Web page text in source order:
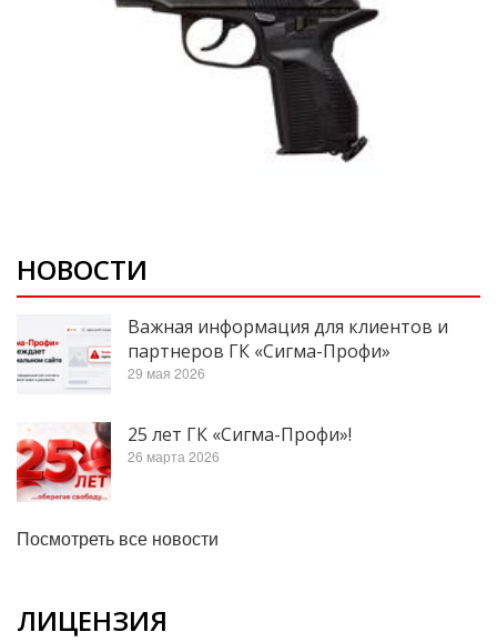
НОВОСТИ
Важная информация для клиентов и
партнеров ГК «Сигма-Профи»
29 мая 2026
25 лет ГК «Сигма-Профи»!
26 марта 2026
Посмотреть все новости
ЛИЦЕНЗИЯ